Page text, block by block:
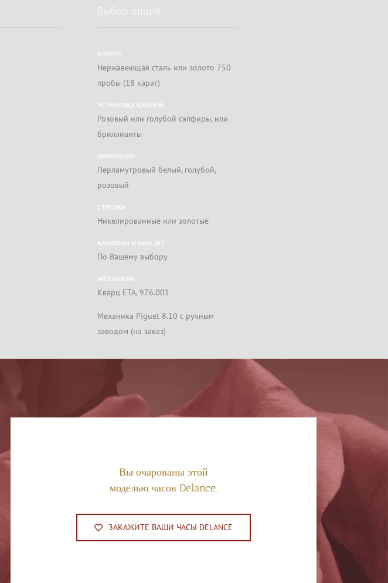
КОРПУС
Нержавеющая сталь или золото 750
пробы (18 карат)
УСТАНОВКА КАМНЕЙ
Розовый или голубой сапфиры, или
бриллианты
ЦИФЕРБЛАТ
Перламутровый белый, голубой,
розовый
СТРЕЛКИ
Никелированные или золотые
КАБОШОН И БРАСЛЕТ
По Вашему выбору
МЕХАНИЗМ
Кварц ETA, 976.001
Mеханика Piguet 8.10 с ручным
заводом (на заказ)
Вы очарованы этой
моделью часов Delance.
ЗАКАЖИТЕ ВАШИ ЧАСЫ DELANCE